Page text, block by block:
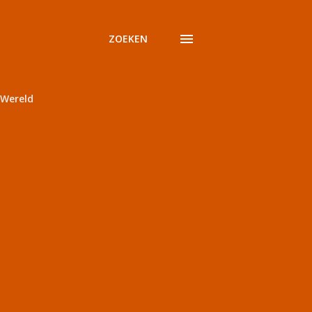
ZOEKEN